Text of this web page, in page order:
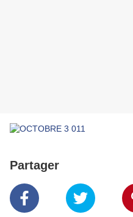
Partager